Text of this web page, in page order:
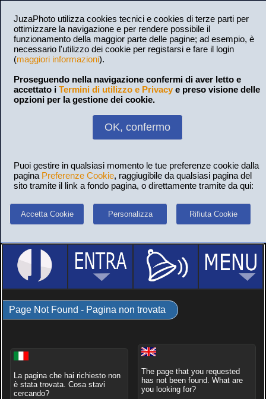
JuzaPhoto utilizza cookies tecnici e cookies di terze parti per
ottimizzare la navigazione e per rendere possibile il
funzionamento della maggior parte delle pagine; ad esempio, è
necessario l'utilizzo dei cookie per registarsi e fare il login
(maggiori informazioni).
Proseguendo nella navigazione confermi di aver letto e
accettato i Termini di utilizzo e Privacy e preso visione delle
opzioni per la gestione dei cookie.
OK, confermo
Puoi gestire in qualsiasi momento le tue preferenze cookie dalla
pagina Preferenze Cookie, raggiugibile da qualsiasi pagina del
sito tramite il link a fondo pagina, o direttamente tramite da qui:
Accetta Cookie Personalizza Rifiuta Cookie
Page Not Found - Pagina non trovata
La pagina che hai richiesto non
è stata trovata. Cosa stavi
cercando?
The page that you requested
has not been found. What are
you looking for?